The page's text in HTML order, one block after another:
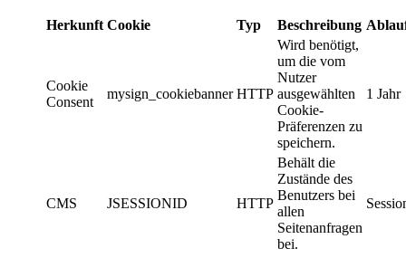
Herkunft Cookie Typ Beschreibung
Cookie
Consent
mysign_cookiebanner HTTP
Wird benötigt,
um die vom
Nutzer
ausgewählten
Cookie-
Präferenzen zu
speichern.
1 Jahr
CMS JSESSIONID HTTP
Behält die
Zustände des
Benutzers bei
allen
Seitenanfragen
bei.